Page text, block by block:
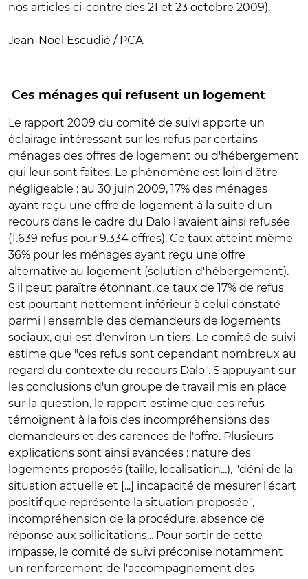
nos articles ci-contre des 21 et 23 octobre 2009).
Jean-Noël Escudié / PCA
Ces ménages qui refusent un logement
Le rapport 2009 du comité de suivi apporte un
éclairage intéressant sur les refus par certains
ménages des offres de logement ou d'hébergement
qui leur sont faites. Le phénomène est loin d'être
négligeable : au 30 juin 2009, 17% des ménages
ayant reçu une offre de logement à la suite d'un
recours dans le cadre du Dalo l'avaient ainsi refusée
(1.639 refus pour 9.334 offres). Ce taux atteint même
36% pour les ménages ayant reçu une offre
alternative au logement (solution d'hébergement).
S'il peut paraître étonnant, ce taux de 17% de refus
est pourtant nettement inférieur à celui constaté
parmi l'ensemble des demandeurs de logements
sociaux, qui est d'environ un tiers. Le comité de suivi
estime que "ces refus sont cependant nombreux au
regard du contexte du recours Dalo". S'appuyant sur
les conclusions d'un groupe de travail mis en place
sur la question, le rapport estime que ces refus
témoignent à la fois des incompréhensions des
demandeurs et des carences de l'offre. Plusieurs
explications sont ainsi avancées : nature des
logements proposés (taille, localisation...), "déni de la
situation actuelle et [...] incapacité de mesurer l'écart
positif que représente la situation proposée",
incompréhension de la procédure, absence de
réponse aux sollicitations... Pour sortir de cette
impasse, le comité de suivi préconise notamment
un renforcement de l'accompagnement des